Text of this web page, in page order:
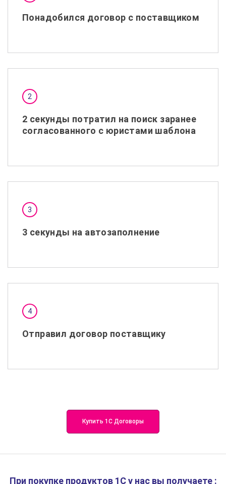
Понадобился договор с поставщиком
2 секунды потратил на поиск заранее
согласованного с юристами шаблона
3 секунды на автозаполнение
Отправил договор поставщику
Купить 1С Договоры
При покупке продуктов 1С у нас вы получаете :